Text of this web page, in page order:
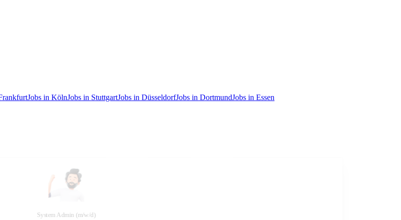
Jobs in KölnJobs in StuttgartJobs in DüsseldorfJobs in DortmundJobs in Essen
System Admin (m/w/d)